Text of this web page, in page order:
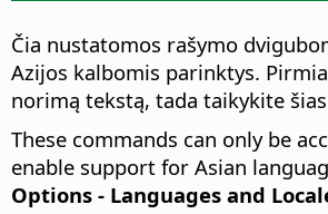
Čia nustatomos rašymo
Azijos kalbomis parinktys.
norimą tekstą, tada taikykite
These commands can only be
enable support for Asian
Options - Languages and